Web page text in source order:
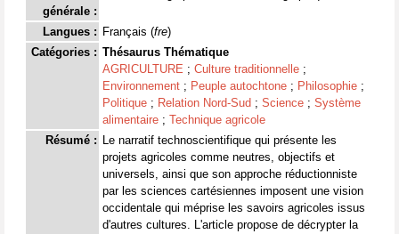
générale :
Langues : Français (fre)
Catégories : Thésaurus Thématique
AGRICULTURE ; Culture traditionnelle ;
Environnement ; Peuple autochtone ; Philosophie ;
Politique ; Relation Nord-Sud ; Science ; Système
alimentaire ; Technique agricole
Résumé : Le narratif technoscientifique qui présente les
projets agricoles comme neutres, objectifs et
universels, ainsi que son approche réductionniste
par les sciences cartésiennes imposent une vision
occidentale qui méprise les savoirs agricoles issus
d'autres cultures. L'article propose de décrypter la